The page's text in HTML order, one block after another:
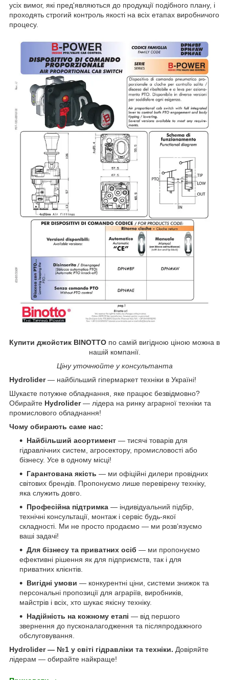
усіх вимог, які пред'являються до продукції подібного плану, і
проходять строгий контроль якості на всіх етапах виробничого
процесу.
Купити джойстик BINOTTO по самій вигідною ціною можна в
нашій компанії.
Ціну уточнюйте у консультанта
Hydrolider— найбільший гіпермаркет техніки в Україні!
Шукаєте потужне обладнання, яке працює безвідмовно?
Обирайте Hydrolider— лідера на ринку аграрної техніки та
промислового обладнання!
Чому обирають саме нас:
Найбільший асортимент — тисячі товарів для
гідравлічних систем, агросектору, промисловості або
бізнесу. Усе в одному місці!
Гарантована якість — ми офіційні дилери провідних
світових брендів. Пропонуємо лише перевірену техніку,
яка служить довго.
Професійна підтримка — індивідуальний підбір,
технічні консультації, монтаж і сервіс будь-якої
складності. Ми не просто продаємо — ми розв’язуємо
ваші задачі!
Для бізнесу та приватних осіб — ми пропонуємо
ефективні рішення як для підприємств, так і для
приватних клієнтів.
Вигідні умови — конкурентні ціни, системи знижок та
персональні пропозиції для аграріїв, виробників,
майстрів і всіх, хто шукає якісну техніку.
Надійність на кожному етапі — від першого
звернення до пусконалагодження та післяпродажного
обслуговування.
Hydrolider — №1 у світі гідравліки та техніки. Довіряйте
лідерам — обирайте найкраще!